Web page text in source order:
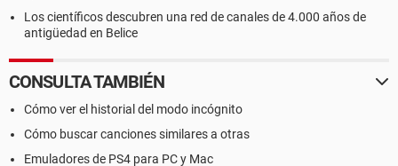
Los científicos descubren una red de canales de 4.000 años de
antigüedad en Belice
CONSULTA TAMBIÉN
Cómo ver el historial del modo incógnito
Cómo buscar canciones similares a otras
Emuladores de PS4 para PC y Mac